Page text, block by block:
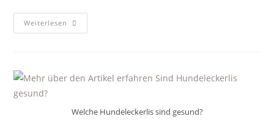
Weiterlesen Schwanzwedeln:
Hundesprache
Welche Hundeleckerlis sind gesund?